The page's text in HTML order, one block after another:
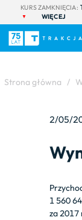
KURS ZAMKNIĘCIA:
WIĘCEJ
Strona główna /
2/05/
1 560
za 2017